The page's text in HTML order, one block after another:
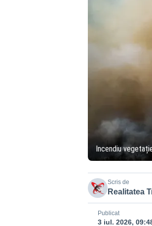
Incendiu
Scris de
Realitatea
Publicat
3 iul. 2026,